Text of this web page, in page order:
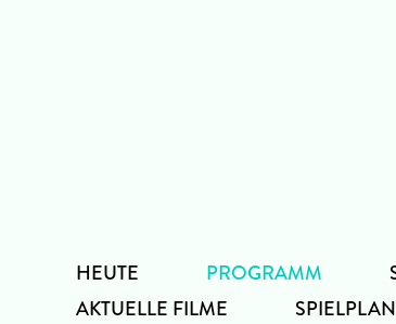
HEUTE
PROGRAMM
AKTUELLE FILME
SPIELPLAN